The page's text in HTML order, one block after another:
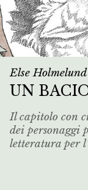
Else
UN
Il capitolo con
dei personaggi
letteratura per